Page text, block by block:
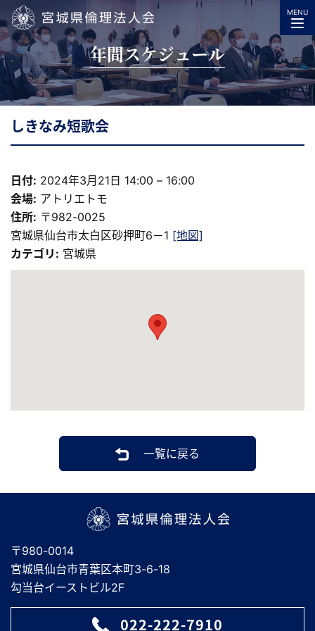
宮城県倫理法人会
MENU
年間スケジュール
しきなみ短歌会
日付: 2024年3月21日 14:00 – 16:00
会場: アトリエトモ
住所: 〒982-0025
宮城県仙台市太白区砂押町6－1 [地図]
カテゴリ: 宮城県
一覧に戻る
〒980-0014
宮城県仙台市青葉区本町3-6-18
勾当台イーストビル2F
022-222-7910